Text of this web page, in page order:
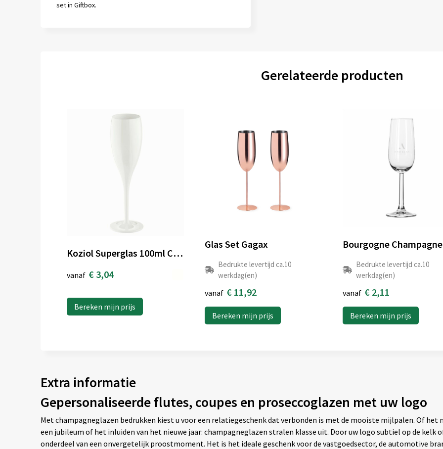
set in Giftbox.
Gerelateerde producten
Koziol Superglas 100ml CHEERS No. 1
vanaf € 3,04
Bereken mijn prijs
Glas Set Gagax
Bedrukte levertijd ca.10
werkdag(en)
vanaf € 11,92
Bereken mijn prijs
Bedrukte levertijd ca.10
werkdag(en)
vanaf € 2,11
Bereken mijn prijs
Extra informatie
Gepersonaliseerde flutes, coupes en proseccoglazen met uw logo
Met champagneglazen bedrukken kiest u voor een relatiegeschenk dat verbonden is met de mooiste mijlpalen. Of het
een jubileum of het inluiden van het nieuwe jaar: champagneglazen stralen klasse uit. Door uw logo subtiel op de kelk
onderdeel van een onvergetelijk proostmoment. Het is het ideale geschenk voor de vastgoedsector, de automotive